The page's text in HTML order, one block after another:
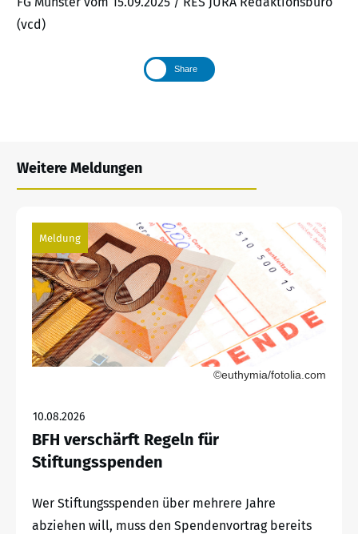
(vcd)
Share
Weitere Meldungen
Meldung
©euthymia/fotolia.com
10.08.2026
BFH verschärft Regeln für
Stiftungsspenden
Wer Stiftungsspenden über mehrere Jahre
abziehen will, muss den Spendenvortrag bereits